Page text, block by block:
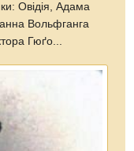
Овідія, Адама
Вольфганга
Гюґо...